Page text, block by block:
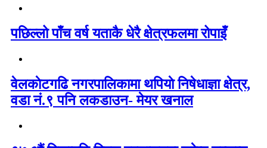
पछिल्लो पाँच वर्ष यताकै धेरै क्षेत्रफलमा रोपाइँ
वेलकाेटगढि नगरपालिकामा थपियाे निषेधाज्ञा क्षेत्र,
वडा नं.९ पनि लकडाउन- मेयर खनाल